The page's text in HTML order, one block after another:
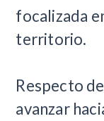
focalizada
territorio.
Respecto
avanzar